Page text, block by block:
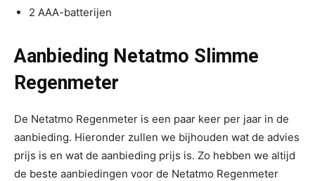
2 AAA-batterijen
Aanbieding Netatmo Slimme
Regenmeter
De Netatmo Regenmeter is een paar keer per jaar in de
aanbieding. Hieronder zullen we bijhouden wat de advies
prijs is en wat de aanbieding prijs is. Zo hebben we altijd
de beste aanbiedingen voor de Netatmo Regenmeter